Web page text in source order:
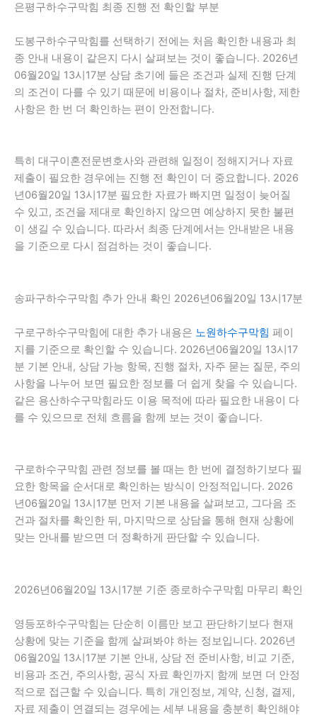
은평구하수구막힘 최종 진행 전 확인할 부분
도봉구하수구막힘를 선택하기 전에는 처음 확인한 내용과 최
종 안내 내용이 같은지 다시 살펴보는 것이 좋습니다. 2026년
06월20일 13시17분 상담 초기에 들은 조건과 실제 진행 단계
의 조건이 다를 수 있기 때문에 비용이나 절차, 준비사항, 제한
사항은 한 번 더 확인하는 편이 안전합니다.
특히 대구이혼전문변호사와 관련해 일정이 정해지거나 자료
제출이 필요한 경우에는 진행 전 확인이 더 중요합니다. 2026
년06월20일 13시17분 필요한 자료가 빠지면 일정이 늦어질
수 있고, 조건을 제대로 확인하지 않으면 예상하지 못한 불편
이 생길 수 있습니다. 따라서 최종 단계에서는 안내받은 내용
을 기준으로 다시 점검하는 것이 좋습니다.
송파구하수구막힘 추가 안내 확인 2026년06월20일 13시17분
구로구하수구막힘에 대한 추가 내용은 노원하수구막힘 페이
지를 기준으로 확인할 수 있습니다. 2026년06월20일 13시17
분 기본 안내, 상담 가능 항목, 진행 절차, 자주 묻는 질문, 주의
사항을 나누어 보면 필요한 정보를 더 쉽게 찾을 수 있습니다.
같은 용산하수구막힘라도 이용 목적에 따라 필요한 내용이 다
를 수 있으므로 전체 흐름을 함께 보는 것이 좋습니다.
구로하수구막힘 관련 정보를 볼 때는 한 번에 결정하기보다 필
요한 항목을 순서대로 확인하는 방식이 안정적입니다. 2026
년06월20일 13시17분 먼저 기본 내용을 살펴보고, 그다음 조
건과 절차를 확인한 뒤, 마지막으로 상담을 통해 현재 상황에
맞는 안내를 받으면 더 정확하게 판단할 수 있습니다.
2026년06월20일 13시17분 기준 종로하수구막힘 마무리 확인
영등포하수구막힘는 단순히 이름만 보고 판단하기보다 현재
상황에 맞는 기준을 함께 살펴봐야 하는 정보입니다. 2026년
06월20일 13시17분 기본 안내, 상담 전 준비사항, 비교 기준,
비용과 조건, 주의사항, 공식 자료 확인까지 함께 보면 더 안정
적으로 접근할 수 있습니다. 특히 개인정보, 계약, 신청, 결제,
자료 제출이 연결되는 경우에는 세부 내용을 충분히 확인해야